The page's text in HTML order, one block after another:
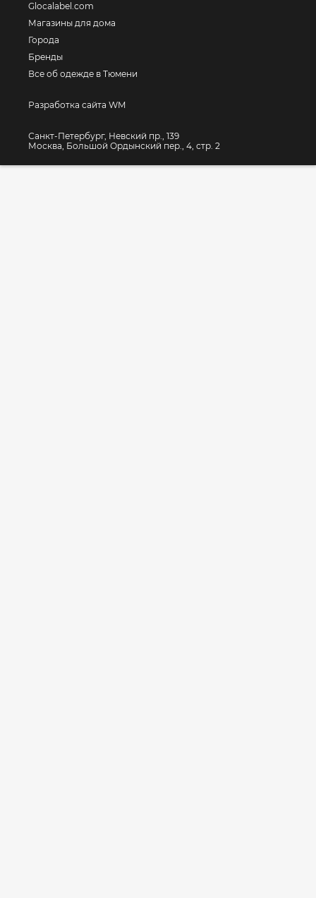
Glocalabel.com
Магазины для дома
Города
Бренды
Все об одежде в Тюмени
Разработка сайта WM
Санкт-Петербург, Невский пр., 139
Москва, Большой Ордынский пер., 4, стр. 2